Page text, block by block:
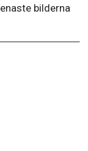
bilderna